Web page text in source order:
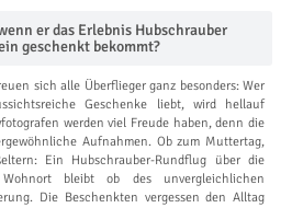
er das Erlebnis Hubschrauber
geschenkt bekommt?
sich alle Überflieger ganz besonders: Wer
Geschenke liebt, wird hellauf
werden viel Freude haben, denn die
Aufnahmen. Ob zum Muttertag,
Ein Hubschrauber-Rundflug über die
bleibt ob des unvergleichlichen
Die Beschenkten vergessen den Alltag